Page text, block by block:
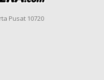
Pusat 10720